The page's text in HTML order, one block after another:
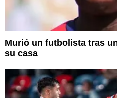
Murió un futbolista tras
su casa